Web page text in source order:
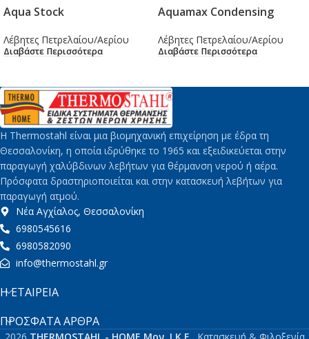
Aqua Stock
Λέβητες Πετρελαίου/Αερίου
Διαβάστε Περισσότερα
Aquamax Condensing
Λέβητες Πετρελαίου/Αερίου
Διαβάστε Περισσότερα
H Thermostahl είναι μια βιομηχανική επιχείρηση με έδρα τη
Θεσσαλονίκη, η οποία ιδρύθηκε το 1965 και εξειδικεύεται στην
παραγωγή χαλύβδινων λεβήτων για θέρμανση νερού ή αέρα.
Πρόσφατα δραστηριοποιείται και στην κατασκευή λεβήτων για
παραγωγή ατμού.
Νέα Αγχίαλος, Θεσσαλονίκη
6980545616
6980582090
info@thermostahl.gr
Η ΕΤΑΙΡΕΙΑ
ΠΡΌΣΦΑΤΑ ΆΡΘΡΑ